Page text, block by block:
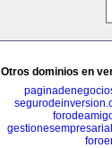
Otros dominios en